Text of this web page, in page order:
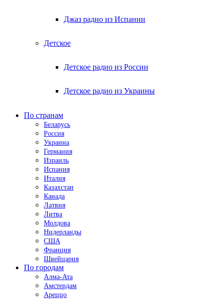
Джаз радио из Испании
Детское
Детское радио из России
Детское радио из Украины
По странам
Беларусь
Россия
Украина
Германия
Израиль
Испания
Италия
Казахстан
Канада
Латвия
Литва
Молдова
Нидерланды
США
Франция
Швейцария
По городам
Алма-Ата
Амстердам
Ареццо